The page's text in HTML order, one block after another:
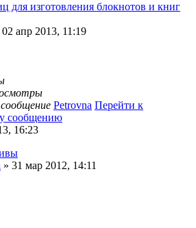
для изготовления блокнотов и книг
02 апр 2013, 11:19
Petrovna Перейти к
сообщению
16:23
» 31 мар 2012, 14:11